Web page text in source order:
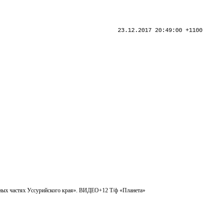
23.12.2017 20:49:00 +1100
частях Уссурийского края». ВИДЕО+12 Т/ф «Планета»